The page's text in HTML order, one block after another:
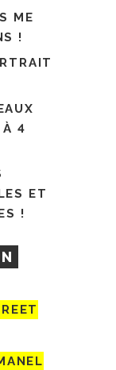
ME
!
À 4
ET
!